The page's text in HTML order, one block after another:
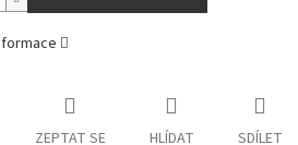
ZEPTAT SE HLÍDAT SDÍLET